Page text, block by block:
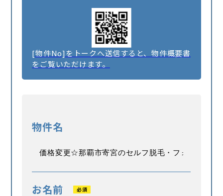
[物件No]をトークへ送信すると、物件概要書
をご覧いただけます。
物件名
お名前 必須